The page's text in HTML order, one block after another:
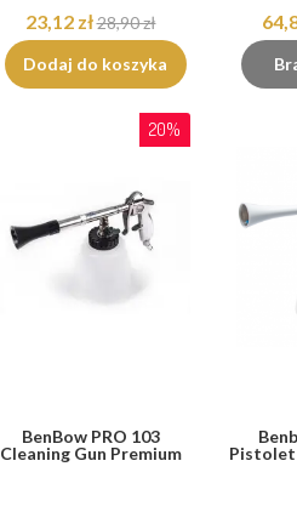
23,12 zł28,90 zł
Dodaj do koszyka
20%
BenBow PRO 103
Cleaning Gun Premium
Pistolet